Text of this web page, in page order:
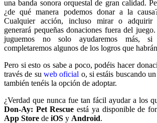
una banda sonora orquestal de gran calidad.
¿de qué manera podemos donar a la
Cualquier acción, incluso mirar o adquirir
generará pequeñas donaciones fuera del
juguemos no solo ayudaremos más,
completaremos algunos de los logros que
Pero si esto os sabe a poco, podéis hacer
través de su web oficial o, si estáis buscando
también tenéis la opción de adoptar.
¿Verdad que nunca fue tan fácil ayudar a los
Don-Ay: Pet Rescue está ya disponible de
App Store de iOS y Android.